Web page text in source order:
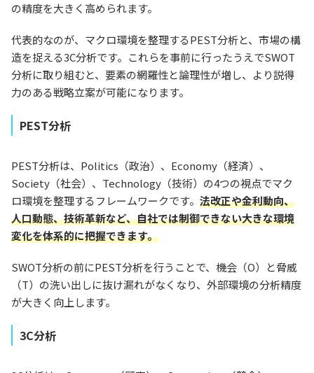
の精度を大きく高められます。
代表的なのが、マクロ環境を整理するPEST分析と、市場の構
造を捉える3C分析です。これらを事前に行ったうえでSWOT
分析に取り組むと、要素の網羅性と論理性が増し、より説得
力のある戦略立案が可能になります。
PEST分析
PEST分析は、Politics（政治）、Economy（経済）、
Society（社会）、Technology（技術）の4つの視点でマク
ロ環境を整理するフレームワークです。 法改正や金利動向、
人口動態、技術革新など、自社では制御できない大きな環境
変化を体系的に把握できます。
SWOT分析の前にPEST分析を行うことで、機会（O）と脅威
（T）の洗い出しに抜け漏れがなくなり、外部環境の分析精度
が大きく向上します。
3C分析